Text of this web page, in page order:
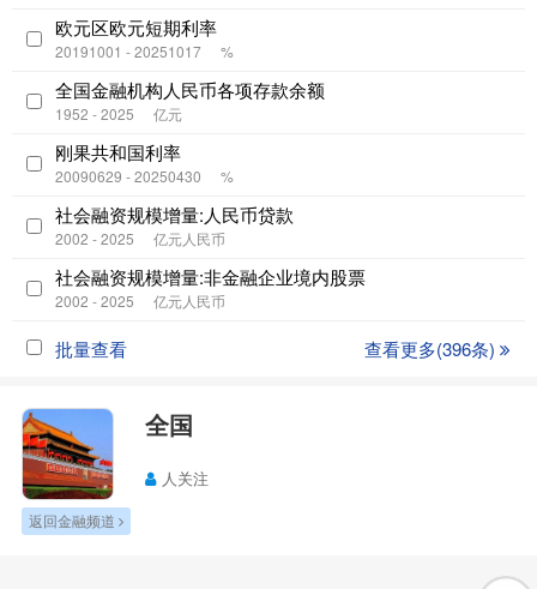
欧元区欧元短期利率
20191001 - 20251017 %
全国金融机构人民币各项存款余额
1952 - 2025 亿元
刚果共和国利率
20090629 - 20250430 %
社会融资规模增量:人民币贷款
2002 - 2025 亿元人民币
社会融资规模增量:非金融企业境内股票
2002 - 2025 亿元人民币
批量查看 查看更多(396条)
全国
人关注
返回金融频道